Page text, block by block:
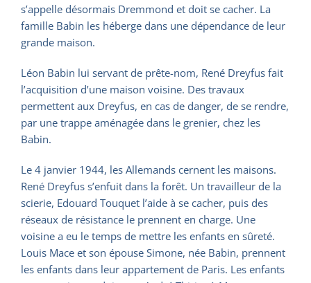
s’appelle désormais Dremmond et doit se cacher. La
famille Babin les héberge dans une dépendance de leur
grande maison.
Léon Babin lui servant de prête-nom, René Dreyfus fait
l’acquisition d’une maison voisine. Des travaux
permettent aux Dreyfus, en cas de danger, de se rendre,
par une trappe aménagée dans le grenier, chez les
Babin.
Le 4 janvier 1944, les Allemands cernent les maisons.
René Dreyfus s’enfuit dans la forêt. Un travailleur de la
scierie, Edouard Touquet l’aide à se cacher, puis des
réseaux de résistance le prennent en charge. Une
voisine a eu le temps de mettre les enfants en sûreté.
Louis Mace et son épouse Simone, née Babin, prennent
les enfants dans leur appartement de Paris. Les enfants